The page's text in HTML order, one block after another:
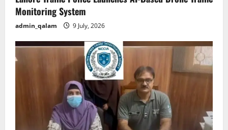
Monitoring System
admin_qalam 9 July, 2026